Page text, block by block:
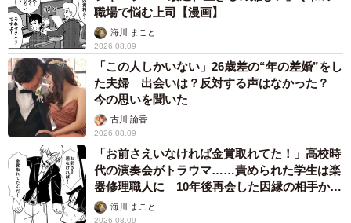
熊本地震でペット同伴の避難を諦める人に胸を
痛め… 被災ペットの受け入れ先をアプリに表
示する「動物避難所マップ」が始動
平藤 清刀
2026.08.08
原則ゆるっと週3勤務 カード支払い日直前は
鬼出勤 借金に追われる風俗嬢 それでも足り
ない場合は朝までガールズバー副業【現役キャ
ストに取材】
たかなし 亜妖
2026.08.08
19歳でハライチ岩井勇気と年の差婚から3年、
22歳元おはガール髪バッサリ「ショート似合い
すぎ」